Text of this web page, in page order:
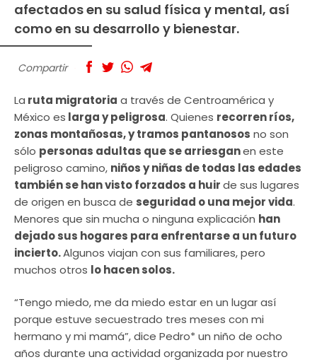
afectados en su salud física y mental, así
como en su desarrollo y bienestar.
Compartir
La ruta migratoria a través de Centroamérica y
México es larga y peligrosa. Quienes recorren ríos,
zonas montañosas, y tramos pantanosos no son
sólo personas adultas que se arriesganen este
peligroso camino, niños y niñas de todas las edades
también se han visto forzados a huirde sus lugares
de origen en busca de seguridad o una mejor vida.
Menores que sin mucha o ninguna explicación han
dejado sus hogares para enfrentarse a un futuro
incierto.Algunos viajan con sus familiares, pero
muchos otros lo hacen solos.
“Tengo miedo, me da miedo estar en un lugar así
porque estuve secuestrado tres meses con mi
hermano y mi mamá”, dice Pedro* un niño de ocho
años durante una actividad organizada por nuestro